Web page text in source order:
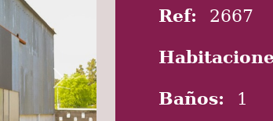
Next
Ref: 2667
Baños: 1